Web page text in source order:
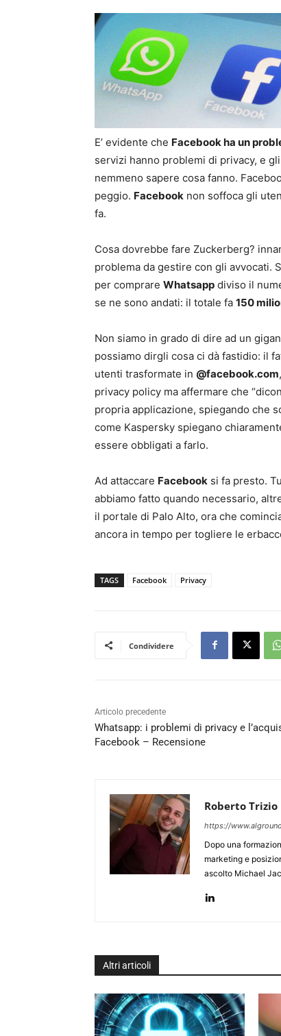
E’ evidente che Facebook ha un
servizi hanno problemi di privacy, e
nemmeno sapere cosa fanno.
peggio. Facebook non soffoca gli
fa.
Cosa dovrebbe fare Zuckerberg?
problema da gestire con gli avvocati.
per comprare Whatsapp diviso il
se ne sono andati: il totale fa 150
Non siamo in grado di dire ad un
possiamo dirgli cosa ci dà fastidio: il
utenti trasformate in @facebook.com
privacy policy ma affermare che
propria applicazione, spiegando che
come Kaspersky spiegano
essere obbligati a farlo.
Ad attaccare Facebook si fa presto.
abbiamo fatto quando necessario,
il portale di Palo Alto, ora che
ancora in tempo per togliere le
TAGS Facebook Privacy
Condividere
Articolo precedente
Whatsapp: i problemi di privacy e
Facebook – Recensione
Roberto Trizio
https://
Dopo una
marketing e
ascolto Michael
Altri articoli